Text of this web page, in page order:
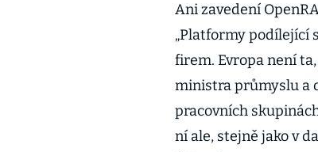
Ani zavedení
„Platformy podílející
firem. Evropa není
ministra průmyslu a
pracovních
ní ale, stejně jako v